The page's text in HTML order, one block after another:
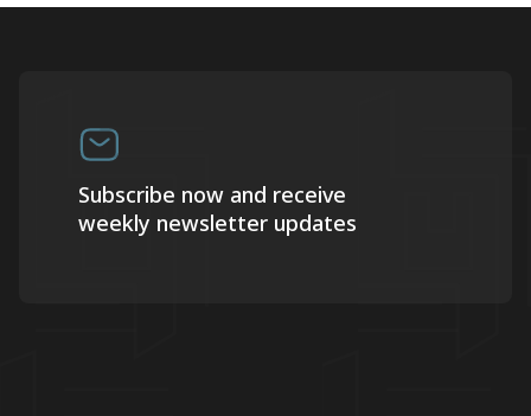
Subscribe now and receive
weekly newsletter updates